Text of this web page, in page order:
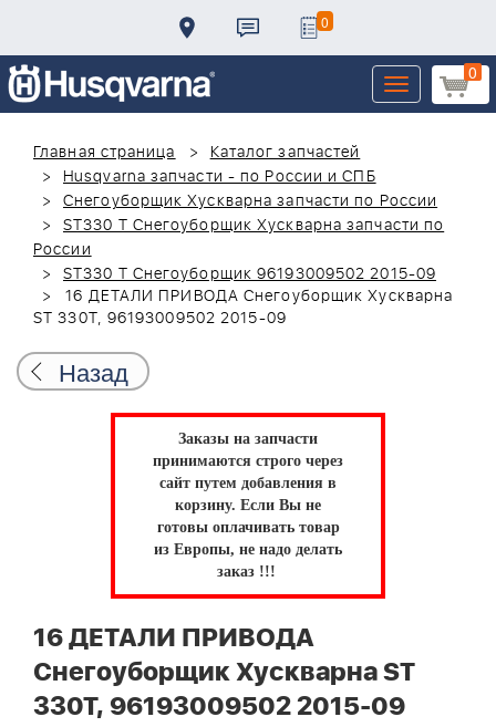
0
0
Toggle
navigation
Главная страница
Каталог запчастей
Husqvarna запчасти - по России и СПБ
Снегоуборщик Хускварна запчасти по России
ST330 T Снегоуборщик Хускварна запчасти по
России
ST330 T Снегоуборщик 96193009502 2015-09
16 ДЕТАЛИ ПРИВОДА Снегоуборщик Хускварна
ST 330T, 96193009502 2015-09
Назад
Заказы на запчасти
принимаются строго через
сайт путем добавления в
корзину. Если Вы не
готовы оплачивать товар
из Европы, не надо делать
заказ !!!
16 ДЕТАЛИ ПРИВОДА
Снегоуборщик Хускварна ST
330T, 96193009502 2015-09